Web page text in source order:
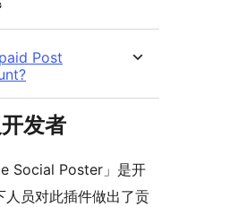
Post
发者
Social Poster」是开
人员对此插件做出了贡